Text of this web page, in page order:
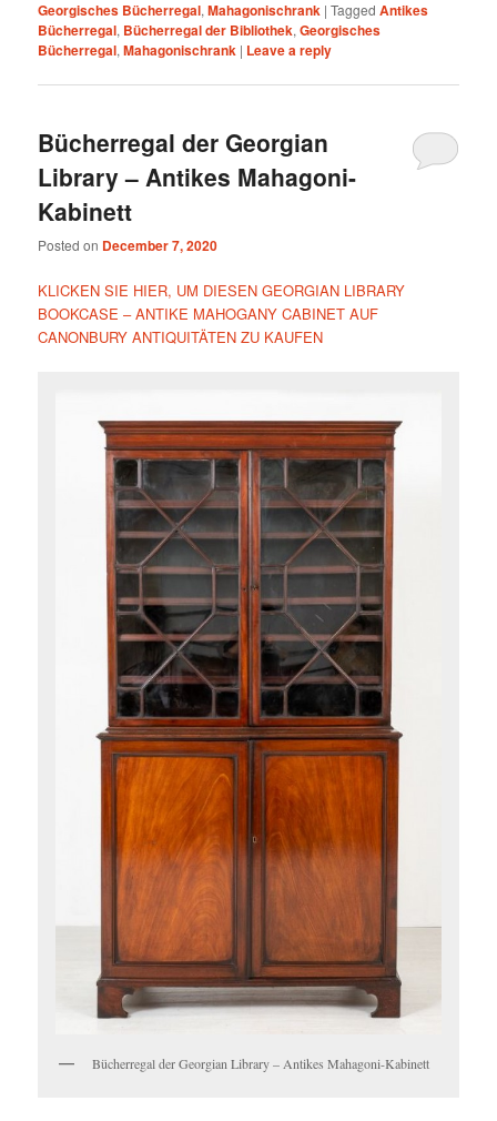
Georgisches Bücherregal,Mahagonischrank |Tagged Antikes
Bücherregal, Bücherregal der Bibliothek,Georgisches
Bücherregal,Mahagonischrank | Leave a reply
Bücherregal der Georgian
Library – Antikes Mahagoni-
Kabinett
Posted on December 7, 2020
KLICKEN SIE HIER, UM DIESEN GEORGIAN LIBRARY
BOOKCASE – ANTIKE MAHOGANY CABINET AUF
CANONBURY ANTIQUITÄTEN ZU KAUFEN
Bücherregal der Georgian Library – Antikes Mahagoni-Kabinett